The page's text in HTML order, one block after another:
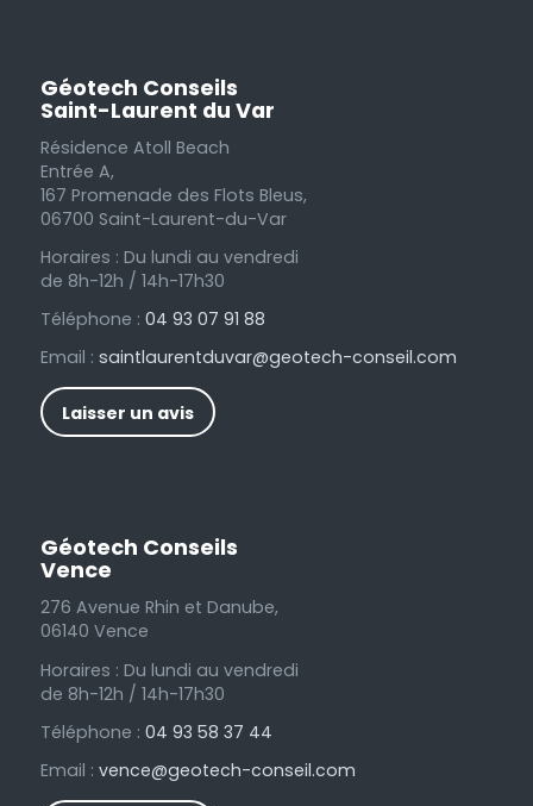
Géotech Conseils
Saint-Laurent du Var
Résidence Atoll Beach
Entrée A,
167 Promenade des Flots Bleus,
06700 Saint-Laurent-du-Var
Horaires : Du lundi au vendredi
de 8h-12h / 14h-17h30
Téléphone : 04 93 07 91 88
Email : saintlaurentduvar@geotech-conseil.com
Laisser un avis
Géotech Conseils
Vence
276 Avenue Rhin et Danube,
06140 Vence
Horaires : Du lundi au vendredi
de 8h-12h / 14h-17h30
Téléphone : 04 93 58 37 44
Email : vence@geotech-conseil.com